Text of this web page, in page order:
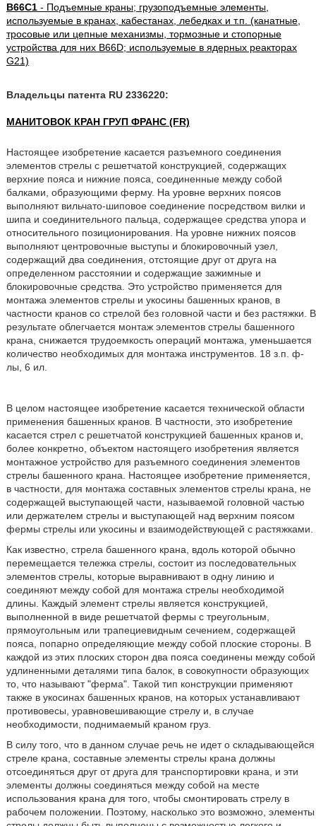
B66C1- Подъемные краны; грузоподъемные элементы,
используемые в кранах, кабестанах, лебедках и т.п. (канатные,
тросовые или цепные механизмы, тормозные и стопорные
устройства для них B66D; используемые в ядерных реакторах
G21)
Владельцы патента RU 2336220:
МАНИТОВОК КРАН ГРУП ФРАНС (FR)
Настоящее изобретение касается разъемного соединения
элементов стрелы с решетчатой конструкцией, содержащих
верхние пояса и нижние пояса, соединенные между собой
балками, образующими ферму. На уровне верхних поясов
выполняют вильчато-шиповое соединение посредством вилки и
шипа и соединительного пальца, содержащее средства упора и
относительного позиционирования. На уровне нижних поясов
выполняют центровочные выступы и блокировочный узел,
содержащий два соединения, отстоящие друг от друга на
определенном расстоянии и содержащие зажимные и
блокировочные средства. Это устройство применяется для
монтажа элементов стрелы и укосины башенных кранов, в
частности кранов со стрелой без головной части и без растяжки. В
результате облегчается монтаж элементов стрелы башенного
крана, снижается трудоемкость операций монтажа, уменьшается
количество необходимых для монтажа инструментов. 18 з.п. ф-
лы, 6 ил.
В целом настоящее изобретение касается технической области
применения башенных кранов. В частности, это изобретение
касается стрел с решетчатой конструкцией башенных кранов и,
более конкретно, объектом настоящего изобретения является
монтажное устройство для разъемного соединения элементов
стрелы башенного крана. Настоящее изобретение применяется,
в частности, для монтажа составных элементов стрелы крана, не
содержащей выступающей части, называемой головной частью
или держателем стрелы и выступающей над верхним поясом
фермы стрелы или укосины и взаимодействующей с растяжками.
Как известно, стрела башенного крана, вдоль которой обычно
перемещается тележка стрелы, состоит из последовательных
элементов стрелы, которые выравнивают в одну линию и
соединяют между собой для монтажа стрелы необходимой
длины. Каждый элемент стрелы является конструкцией,
выполненной в виде решетчатой фермы с треугольным,
прямоугольным или трапециевидным сечением, содержащей
пояса, попарно определяющие между собой плоские стороны. В
каждой из этих плоских сторон два пояса соединены между собой
удлиненными деталями типа балок, в совокупности образующих
то, что называют "ферма". Такой тип конструкции применяют
также в укосинах башенных кранов, на которых устанавливают
противовесы, уравновешивающие стрелу и, в случае
необходимости, поднимаемый краном груз.
В силу того, что в данном случае речь не идет о складывающейся
стреле крана, составные элементы стрелы крана должны
отсоединяться друг от друга для транспортировки крана, и эти
элементы должны соединяться между собой на месте
использования крана для того, чтобы смонтировать стрелу в
рабочем положении. Поэтому, насколько это возможно, элементы